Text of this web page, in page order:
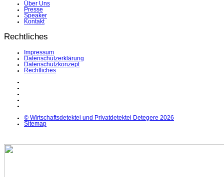
Über Uns
Presse
Speaker
Kontakt
Rechtliches
Impressum
Datenschutzerklärung
Datenschutzkonzept
Rechtliches
© Wirtschaftsdetektei und Privatdetektei Detegere 2026
Sitemap